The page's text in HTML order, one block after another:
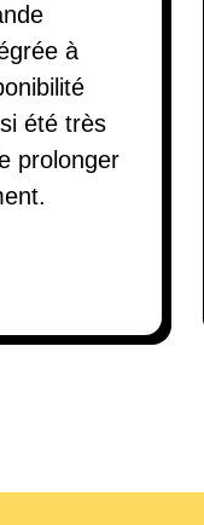
à
été très
prolonger